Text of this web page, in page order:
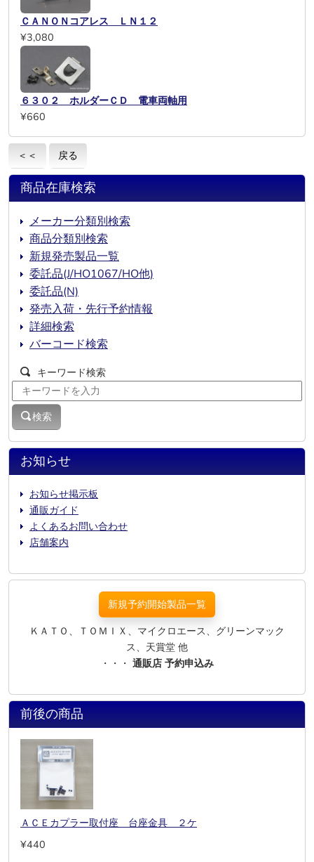
ＣＡＮＯＮコアレス ＬＮ１２
¥3,080
６３０２ ホルダーＣＤ 電車両軸用
¥660
＜＜ 戻る
お知らせ
お知らせ掲示板
通販ガイド
よくあるお問い合わせ
店舗案内
商品在庫検索
メーカー分類別検索
商品分類別検索
新規発売製品一覧
委託品(J/HO1067/HO他)
委託品(N)
発売入荷・先行予約情報
詳細検索
バーコード検索
キーワード検索
検索
新規予約開始製品一覧
ＫＡＴＯ、ＴＯＭＩＸ、マイクロエース、グリーンマック
ス、天賞堂 他
・・・ 通販店 予約申込み
前後の商品
ＡＣＥカプラー取付座 台座金具 ２ケ
¥440